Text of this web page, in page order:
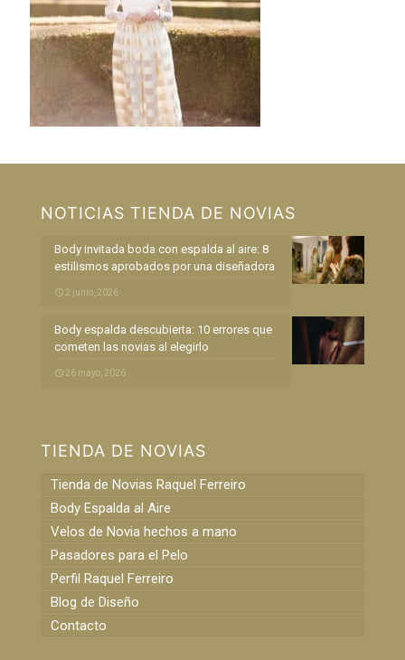
NOTICIAS TIENDA DE NOVIAS
Body invitada boda con espalda al aire: 8
estilismos aprobados por una diseñadora
2 junio, 2026
Body espalda descubierta: 10 errores que
cometen las novias al elegirlo
26 mayo, 2026
TIENDA DE NOVIAS
Tienda de Novias Raquel Ferreiro
Body Espalda al Aire
Velos de Novia hechos a mano
Pasadores para el Pelo
Perfil Raquel Ferreiro
Blog de Diseño
Contacto